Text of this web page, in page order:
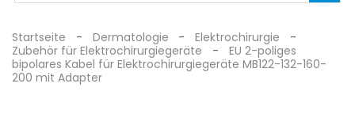
Startseite Dermatologie
Elektrochirurgie
Zubehör für Elektrochirurgiegeräte
EU 2-poliges
bipolares Kabel für Elektrochirurgiegeräte MB122-132-160-
200 mit Adapter